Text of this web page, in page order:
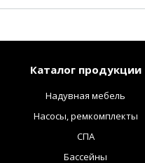
Каталог продукции
Надувная мебель
Насосы, ремкомплекты
СПА
Бассейны